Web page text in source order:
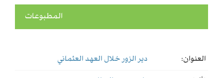
المطبوعات
العنوان:
دير الزور خلال العهد العثماني